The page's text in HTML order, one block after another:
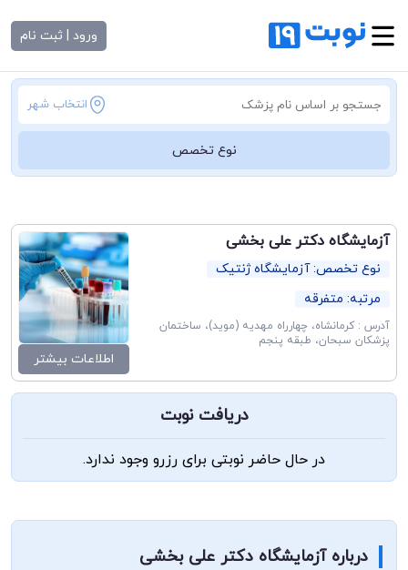
ورود | ثبت نام
انتخاب شهر
نوع تخصص
آزمایشگاه دکتر علی بخشی
نوع تخصص: آزمایشگاه ژنتیک
مرتبه: متفرقه
آدرس : کرمانشاه، چهارراه مهدیه (موید)، ساختمان
پزشکان سبحان، طبقه پنجم
اطلاعات بیشتر
دریافت نوبت
در حال حاضر نوبتی برای رزرو وجود ندارد.
درباره آزمایشگاه دکتر علی بخشی